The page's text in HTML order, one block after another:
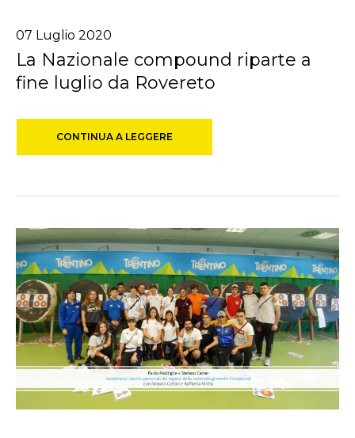
07 Luglio 2020
La Nazionale compound riparte a
fine luglio da Rovereto
CONTINUA A LEGGERE